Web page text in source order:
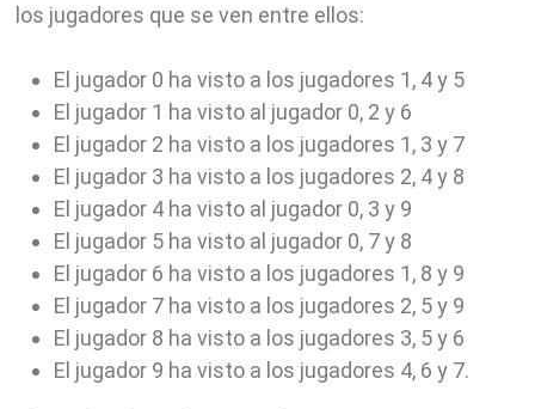
los jugadores que se ven entre ellos:
El jugador 0 ha visto a los jugadores 1, 4 y 5
El jugador 1 ha visto al jugador 0, 2 y 6
El jugador 2 ha visto a los jugadores 1, 3 y 7
El jugador 3 ha visto a los jugadores 2, 4 y 8
El jugador 4 ha visto al jugador 0, 3 y 9
El jugador 5 ha visto al jugador 0, 7 y 8
El jugador 6 ha visto a los jugadores 1, 8 y 9
El jugador 7 ha visto a los jugadores 2, 5 y 9
El jugador 8 ha visto a los jugadores 3, 5 y 6
El jugador 9 ha visto a los jugadores 4, 6 y 7.